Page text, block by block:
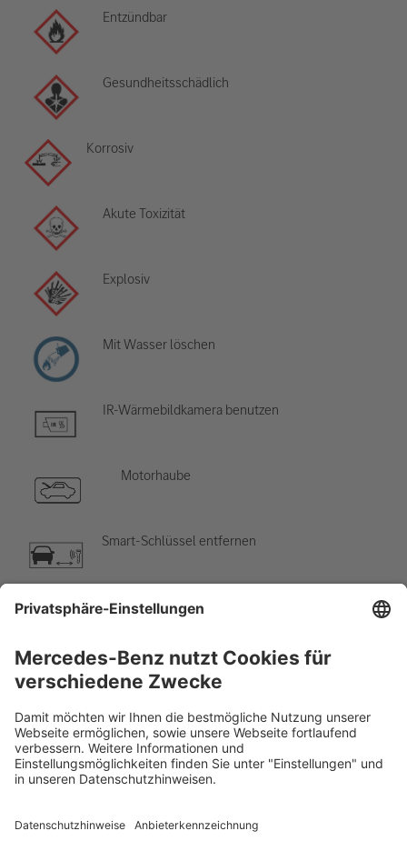
Entzündbar
Gesundheitsschädlich
Korrosiv
Akute Toxizität
Explosiv
Mit Wasser löschen
IR-Wärmebildkamera benutzen
Motorhaube
Smart-Schlüssel entfernen
Klimaanlage
Gefahr, niedrige Temperatur